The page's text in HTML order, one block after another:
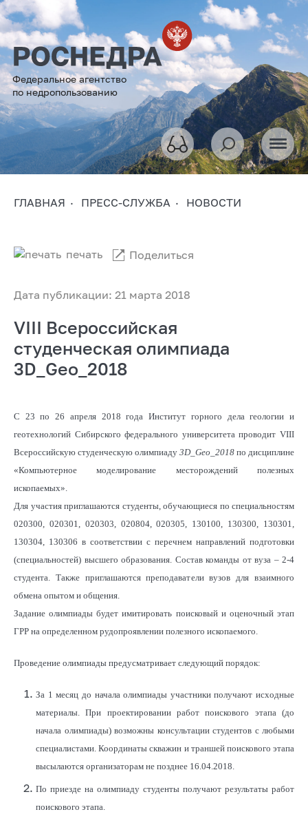
Федеральное агентство
по недропользованию
ГЛАВНАЯ ПРЕСС-СЛУЖБА НОВОСТИ
Дата публикации: 21 марта 2018
печать Поделиться
VIII Всероссийская
студенческая олимпиада
3D_Geo_2018
С 23 по 26 апреля 2018 года Институт горного дела геологии и
геотехнологий Сибирского федерального университета проводит VIII
Всероссийскую студенческую олимпиаду 3D_ Geo _2018 по дисциплине
«Компьютерное моделирование месторождений полезных
ископаемых».
Для участия приглашаются студенты, обучающиеся по специальностям
020300, 020301, 020303, 020804, 020305, 130100, 130300, 130301,
130304, 130306 в соответствии с перечнем направлений подготовки
(специальностей) высшего образования. Состав команды от вуза – 2-4
студента. Также приглашаются преподаватели вузов для взаимного
обмена опытом и общения.
Задание олимпиады будет имитировать поисковый и оценочный этап
ГРР на определенном рудопроявлении полезного ископаемого.
Проведение олимпиады предусматривает следующий порядок:
За 1 месяц до начала олимпиады участники получают исходные
материалы. При проектировании работ поискового этапа (до
начала олимпиады) возможны консультации студентов с любыми
специалистами. Координаты скважин и траншей поискового этапа
высылаются организаторам не позднее 16.04.2018.
По приезде на олимпиаду студенты получают результаты работ
поискового этапа.